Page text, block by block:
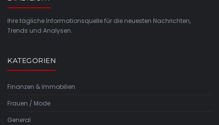
Ihre tägliche Informationsquelle für die neuesten Nachrichten,
Trends und Analysen.
KATEGORIEN
Finanzen & Immobilien
Frauen / Mode
General